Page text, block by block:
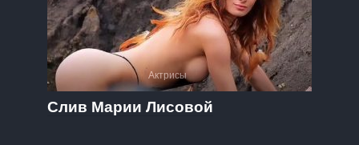
Актрисы
Слив Марии Лисовой